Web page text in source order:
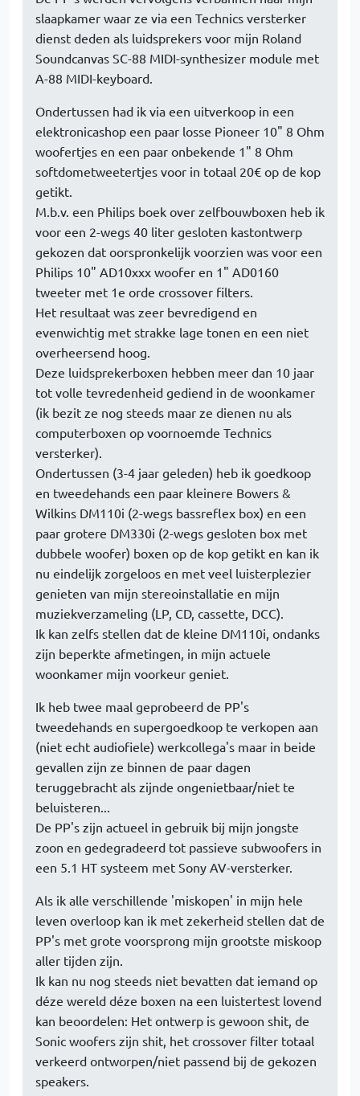
slaapkamer waar ze via een Technics versterker
dienst deden als luidsprekers voor mijn Roland
Soundcanvas SC-88 MIDI-synthesizer module met
A-88 MIDI-keyboard.
Ondertussen had ik via een uitverkoop in een
elektronicashop een paar losse Pioneer 10" 8 Ohm
woofertjes en een paar onbekende 1" 8 Ohm
softdometweetertjes voor in totaal 20€ op de kop
getikt.
M.b.v. een Philips boek over zelfbouwboxen heb ik
voor een 2-wegs 40 liter gesloten kastontwerp
gekozen dat oorspronkelijk voorzien was voor een
Philips 10" AD10xxx woofer en 1" AD0160
tweeter met 1e orde crossover filters.
Het resultaat was zeer bevredigend en
evenwichtig met strakke lage tonen en een niet
overheersend hoog.
Deze luidsprekerboxen hebben meer dan 10 jaar
tot volle tevredenheid gediend in de woonkamer
(ik bezit ze nog steeds maar ze dienen nu als
computerboxen op voornoemde Technics
versterker).
Ondertussen (3-4 jaar geleden) heb ik goedkoop
en tweedehands een paar kleinere Bowers &
Wilkins DM110i (2-wegs bassreflex box) en een
paar grotere DM330i (2-wegs gesloten box met
dubbele woofer) boxen op de kop getikt en kan ik
nu eindelijk zorgeloos en met veel luisterplezier
genieten van mijn stereoinstallatie en mijn
muziekverzameling (LP, CD, cassette, DCC).
Ik kan zelfs stellen dat de kleine DM110i, ondanks
zijn beperkte afmetingen, in mijn actuele
woonkamer mijn voorkeur geniet.
Ik heb twee maal geprobeerd de PP's
tweedehands en supergoedkoop te verkopen aan
(niet echt audiofiele) werkcollega's maar in beide
gevallen zijn ze binnen de paar dagen
teruggebracht als zijnde ongenietbaar/niet te
beluisteren...
De PP's zijn actueel in gebruik bij mijn jongste
zoon en gedegradeerd tot passieve subwoofers in
een 5.1 HT systeem met Sony AV-versterker.
Als ik alle verschillende 'miskopen' in mijn hele
leven overloop kan ik met zekerheid stellen dat de
PP's met grote voorsprong mijn grootste miskoop
aller tijden zijn.
Ik kan nu nog steeds niet bevatten dat iemand op
déze wereld déze boxen na een luistertest lovend
kan beoordelen: Het ontwerp is gewoon shit, de
Sonic woofers zijn shit, het crossover filter totaal
verkeerd ontworpen/niet passend bij de gekozen
speakers.